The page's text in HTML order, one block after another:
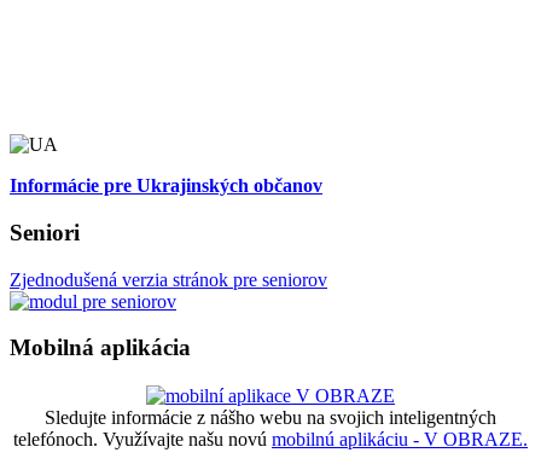
Informácie pre Ukrajinských občanov
Seniori
Zjednodušená verzia stránok pre seniorov
Mobilná aplikácia
Sledujte informácie z nášho webu na svojich inteligentných
telefónoch. Využívajte našu novú mobilnú aplikáciu - V OBRAZE.